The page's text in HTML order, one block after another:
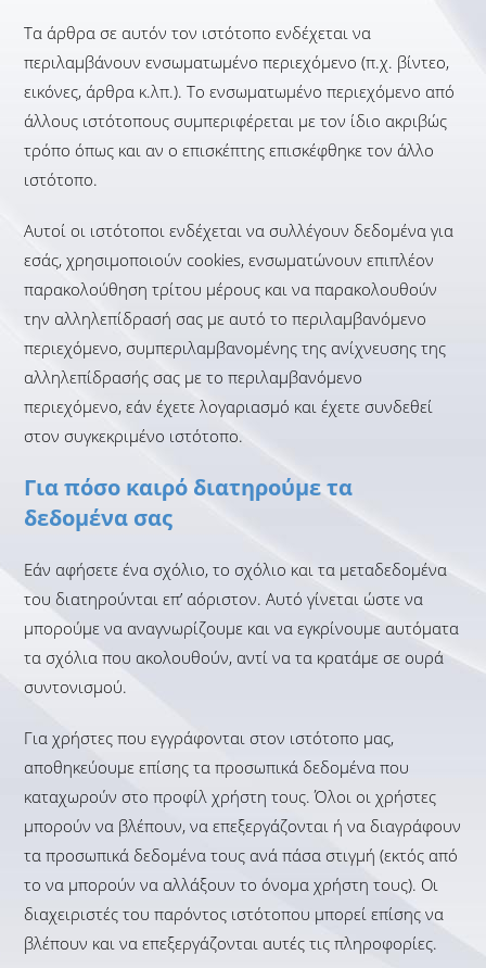
Τα άρθρα σε αυτόν τον ιστότοπο ενδέχεται να
περιλαμβάνουν ενσωματωμένο περιεχόμενο (π.χ. βίντεο,
εικόνες, άρθρα κ.λπ.). Το ενσωματωμένο περιεχόμενο από
άλλους ιστότοπους συμπεριφέρεται με τον ίδιο ακριβώς
τρόπο όπως και αν ο επισκέπτης επισκέφθηκε τον άλλο
ιστότοπο.
Αυτοί οι ιστότοποι ενδέχεται να συλλέγουν δεδομένα για
εσάς, χρησιμοποιούν cookies, ενσωματώνουν επιπλέον
παρακολούθηση τρίτου μέρους και να παρακολουθούν
την αλληλεπίδρασή σας με αυτό το περιλαμβανόμενο
περιεχόμενο, συμπεριλαμβανομένης της ανίχνευσης της
αλληλεπίδρασής σας με το περιλαμβανόμενο
περιεχόμενο, εάν έχετε λογαριασμό και έχετε συνδεθεί
στον συγκεκριμένο ιστότοπο.
Για πόσο καιρό διατηρούμε τα
δεδομένα σας
Εάν αφήσετε ένα σχόλιο, το σχόλιο και τα μεταδεδομένα
του διατηρούνται επ’ αόριστον. Αυτό γίνεται ώστε να
μπορούμε να αναγνωρίζουμε και να εγκρίνουμε αυτόματα
τα σχόλια που ακολουθούν, αντί να τα κρατάμε σε ουρά
συντονισμού.
Για χρήστες που εγγράφονται στον ιστότοπο μας,
αποθηκεύουμε επίσης τα προσωπικά δεδομένα που
καταχωρούν στο προφίλ χρήστη τους. Όλοι οι χρήστες
μπορούν να βλέπουν, να επεξεργάζονται ή να διαγράφουν
τα προσωπικά δεδομένα τους ανά πάσα στιγμή (εκτός από
το να μπορούν να αλλάξουν το όνομα χρήστη τους). Οι
διαχειριστές του παρόντος ιστότοπου μπορεί επίσης να
βλέπουν και να επεξεργάζονται αυτές τις πληροφορίες.